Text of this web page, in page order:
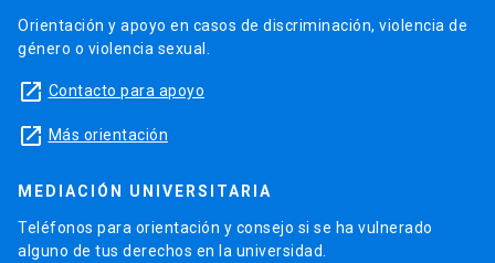
Orientación y apoyo en casos de discriminación, violencia de
género o violencia sexual.
launch Contacto para apoyo
launch Más orientación
MEDIACIÓN UNIVERSITARIA
Teléfonos para orientación y consejo si se ha vulnerado
alguno de tus derechos en la universidad.